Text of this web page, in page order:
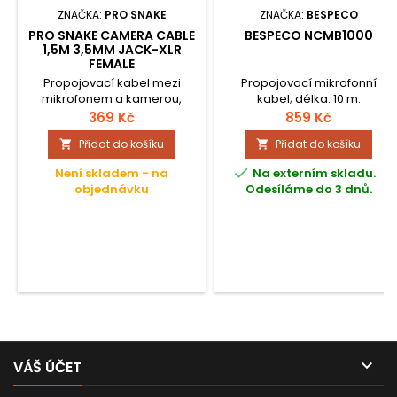
ZNAČKA: PRO SNAKE
PRO SNAKE CAMERA CABLE
1,5M 3,5MM JACK-XLR
FEMALE
Propojovací kabel mezi
mikrofonem a kamerou,
nahrávadlem apod.
369 Kč
 Přidat do košíku
Není skladem - na
objednávku
ZNAČKA: BESPECO
BESPECO NCMB1000
Propojovací mikrofonní
kabel; délka: 10 m.
859 Kč
 Přidat do košíku
 Na externím skladu.
Odesíláme do 3 dnů.
VÁŠ ÚČET 